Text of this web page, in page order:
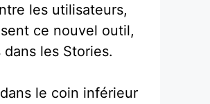
les utilisateurs,
ce nouvel outil,
les Stories.
le coin inférieur